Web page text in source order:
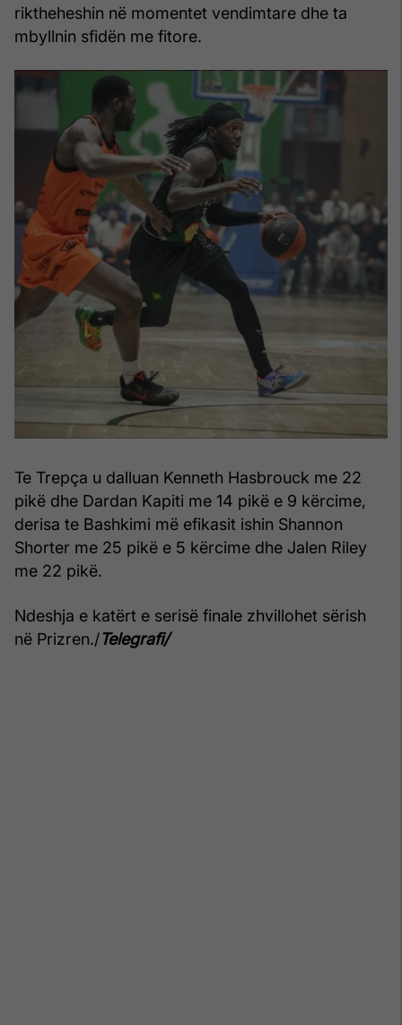
riktheheshin në momentet vendimtare dhe ta
mbyllnin sfidën me fitore.
Te Trepça u dalluan Kenneth Hasbrouck me 22
pikë dhe Dardan Kapiti me 14 pikë e 9 kërcime,
derisa te Bashkimi më efikasit ishin Shannon
Shorter me 25 pikë e 5 kërcime dhe Jalen Riley
me 22 pikë.
Ndeshja e katërt e serisë finale zhvillohet sërish
në Prizren./Telegrafi/